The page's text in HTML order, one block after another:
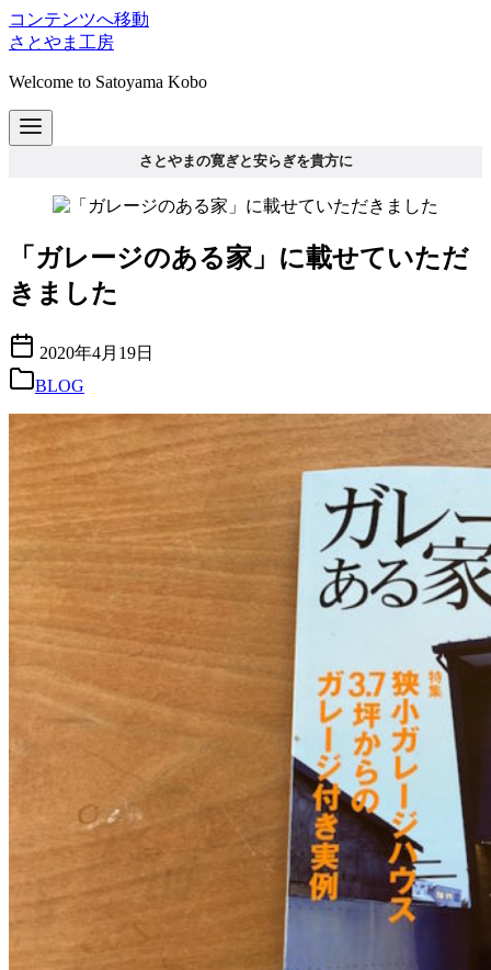
コンテンツへ移動
さとやま工房
Welcome to Satoyama Kobo
さとやまの寛ぎと安らぎを貴方に
「ガレージのある家」に載せていただ
きました
2020年4月19日
BLOG